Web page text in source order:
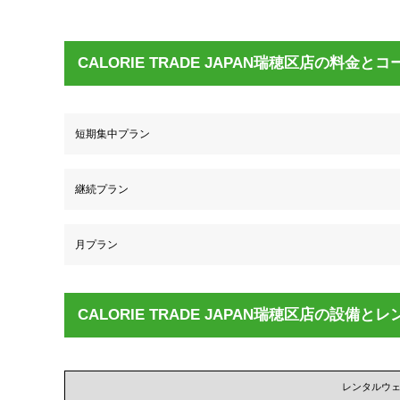
CALORIE TRADE JAPAN瑞穂区店の料金とコ
短期集中プラン
継続プラン
月プラン
CALORIE TRADE JAPAN瑞穂区店の設備とレ
レンタルウ